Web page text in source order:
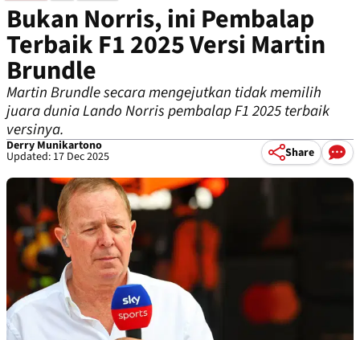
Bukan Norris, ini Pembalap
Terbaik F1 2025 Versi Martin
Brundle
Martin Brundle secara mengejutkan tidak memilih
juara dunia Lando Norris pembalap F1 2025 terbaik
versinya.
Derry Munikartono
Updated: 17 Dec 2025 Share